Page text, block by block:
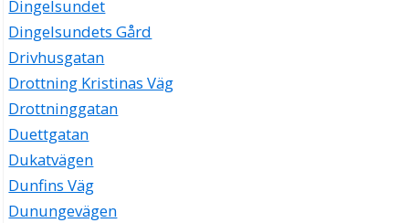
Dingelsundet
Dingelsundets Gård
Drivhusgatan
Drottning Kristinas Väg
Drottninggatan
Duettgatan
Dukatvägen
Dunfins Väg
Dunungevägen